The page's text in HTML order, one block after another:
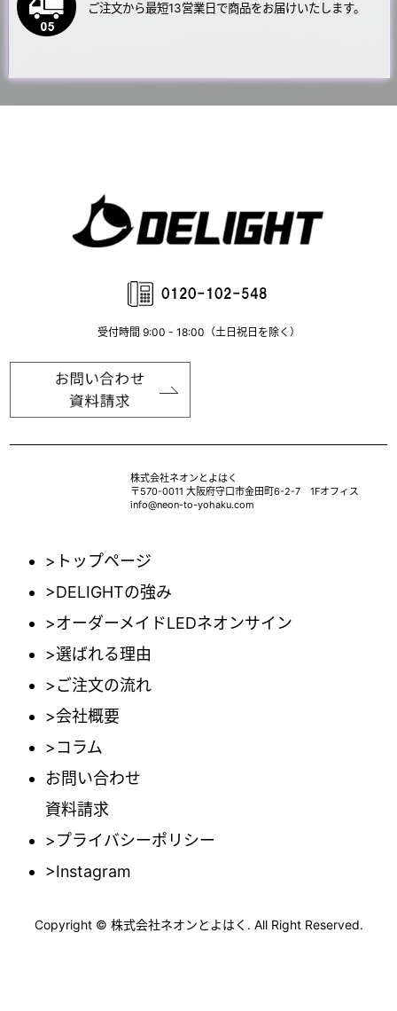
ご注文から最短13営業日で商品をお届けいたします。
受付時間 9:00 - 18:00（土日祝日を除く）
株式会社ネオンとよはく
〒570-0011 大阪府守口市金田町6-2-7 1Fオフィス
info@neon-to-yohaku.com
>トップページ
>DELIGHTの強み
>オーダーメイドLEDネオンサイン
>選ばれる理由
>ご注文の流れ
>会社概要
>コラム
お問い合わせ
資料請求
>プライバシーポリシー
>Instagram
Copyright © 株式会社ネオンとよはく. All Right Reserved.